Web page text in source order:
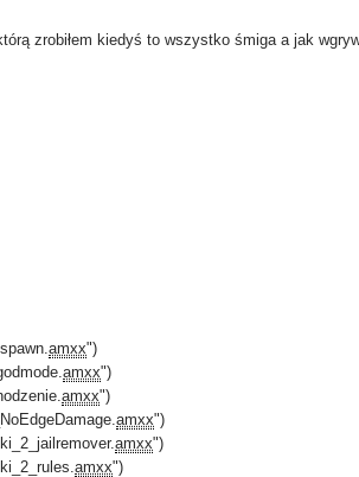
zrobiłem kiedyś to wszystko śmiga a jak
amxx")
amxx")
amxx")
amxx")
amxx")
amxx")